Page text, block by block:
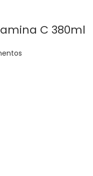
C 380ml